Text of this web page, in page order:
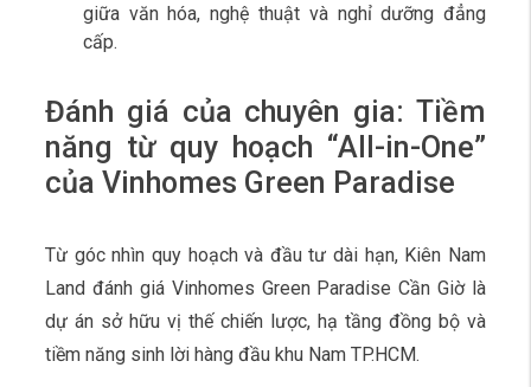
giữa văn hóa, nghệ thuật và nghỉ dưỡng đẳng
cấp.
Đánh giá của chuyên gia: Tiềm
năng từ quy hoạch “All-in-One”
của Vinhomes Green Paradise
Từ góc nhìn quy hoạch và đầu tư dài hạn, Kiên Nam
Land đánh giá Vinhomes Green Paradise Cần Giờ là
dự án sở hữu vị thế chiến lược, hạ tầng đồng bộ và
tiềm năng sinh lời hàng đầu khu Nam TP.HCM.